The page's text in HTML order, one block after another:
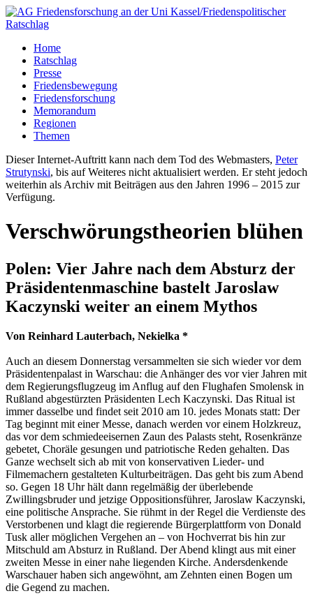
Home
Ratschlag
Presse
Friedensbewegung
Friedensforschung
Memorandum
Regionen
Themen
Dieser Internet-Auftritt kann nach dem Tod des Webmasters, Peter
Strutynski, bis auf Weiteres nicht aktualisiert werden. Er steht jedoch
weiterhin als Archiv mit Beiträgen aus den Jahren 1996 – 2015 zur
Verfügung.
Verschwörungstheorien blühen
Polen: Vier Jahre nach dem Absturz der
Präsidentenmaschine bastelt Jaroslaw
Kaczynski weiter an einem Mythos
Von Reinhard Lauterbach, Nekielka *
Auch an diesem Donnerstag versammelten sie sich wieder vor dem
Präsidentenpalast in Warschau: die Anhänger des vor vier Jahren mit
dem Regierungsflugzeug im Anflug auf den Flughafen Smolensk in
Rußland abgestürzten Präsidenten Lech Kaczynski. Das Ritual ist
immer dasselbe und findet seit 2010 am 10. jedes Monats statt: Der
Tag beginnt mit einer Messe, danach werden vor einem Holzkreuz,
das vor dem schmiedeeisernen Zaun des Palasts steht, Rosenkränze
gebetet, Choräle gesungen und patriotische Reden gehalten. Das
Ganze wechselt sich ab mit von konservativen Lieder- und
Filmemachern gestalteten Kulturbeiträgen. Das geht bis zum Abend
so. Gegen 18 Uhr hält dann regelmäßig der überlebende
Zwillingsbruder und jetzige Oppositionsführer, Jaroslaw Kaczynski,
eine politische Ansprache. Sie rühmt in der Regel die Verdienste des
Verstorbenen und klagt die regierende Bürgerplattform von Donald
Tusk aller möglichen Vergehen an – von Hochverrat bis hin zur
Mitschuld am Absturz in Rußland. Der Abend klingt aus mit einer
zweiten Messe in einer nahe liegenden Kirche. Andersdenkende
Warschauer haben sich angewöhnt, am Zehnten einen Bogen um
die Gegend zu machen.